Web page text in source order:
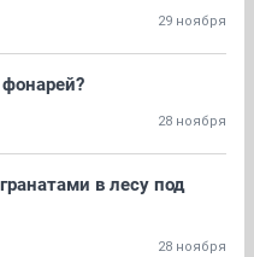
29 ноября
28 ноября
в лесу под
28 ноября